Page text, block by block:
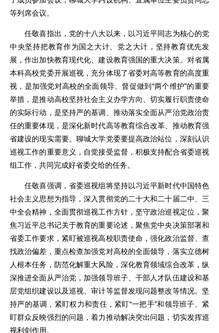
等列席会议。
任敬喜指出，党的十八大以来，以习近平同志为核心的党
中央坚持把教育作为国之大计、党之大计，坚持教育优先发
展，作出加快教育现代化、建设教育强国的重大决策。对省属
本科高校党委开展巡视，充分体现了省委对高等教育的高度重
视，是加强党对高校的全面领导、督促做到“两个维护”的重要
举措，是推动高校坚持社会主义办学方向、切实履行职责使命
的实际行动，是坚持严的基调、推动落实全面从严治党政治责
任的重要体现，是深化新时代高等教育综合改革、推动教育强
省建设的现实需要。聊城大学党委要提高政治站位，深刻认识
巡视工作的重要意义，自觉接受监督，积极支持配合省委巡视
组工作，共同完成好省委交给的任务。
任敬喜强调，省委巡视组将坚持以习近平新时代中国特色
社会主义思想为指导，深入贯彻党的二十大和二十届二中、三
中全会精神，全面贯彻巡视工作方针，坚守政治巡视定位，聚
焦习近平总书记关于教育的重要论述，聚焦党中央决策部署和
省委工作要求，紧盯被巡视高校职责使命，强化政治监督、查
找政治偏差，重点检查加强党对高校的全面领导，落实立德树
人根本任务，防范化解重大风险，深化教育领域综合改革，纵
深推进全面从严治党，加强领导班子、干部人才队伍建设和基
层党组织建设以及巡视、审计等监督发现问题整改等情况。坚
持严的基调，紧盯权力和责任，紧盯“一把手”和领导班子、紧
盯群众反映强烈的问题，着力推动解决突出问题，切实发挥巡
视利剑作用。